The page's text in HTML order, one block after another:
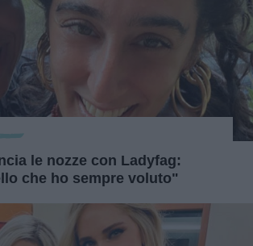
le nozze con Ladyfag:
che ho sempre voluto"